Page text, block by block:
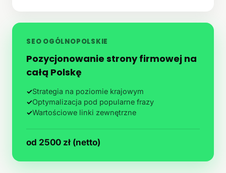
SEO OGÓLNOPOLSKIE
Pozycjonowanie strony firmowej na
całą Polskę
✓Strategia na poziomie krajowym
✓Optymalizacja pod popularne frazy
✓Wartościowe linki zewnętrzne
od 2500 zł (netto)